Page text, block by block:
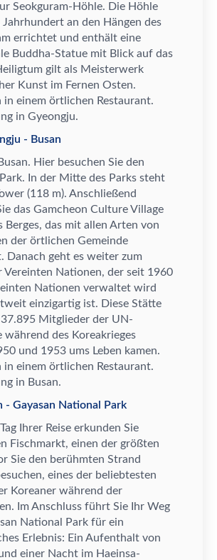
Seokguram-Höhle. Die Höhle
an den Hängen des
errichtet und enthä lt eine
Buddha-Statue mit Blick auf das
gilt als Meisterwerk
Kunst im Fernen Osten.
in einem örtlichen Restaurant.
in Gyeongju.
- Busan
Hier besuchen Sie den
In der Mitte des Parks steht
(118 m). Anschließend
das Gamcheon Culture Village
Berges, das mit allen Arten von
der örtlichen Gemeinde
Danach geht es weiter zum
Vereinten Nationen, der seit 1960
Nationen verwaltet wird
einzigartig ist. Diese Stätte
Mitglieder der UN-
während des Koreakrieges
und 1953 ums Leben kamen.
in einem örtlichen Restaurant.
in Busan.
- Gayasan National Park
Ihrer Reise erkunden Sie
Fischmarkt, einen der größten
Sie den berühmten Strand
eines der beliebtesten
Koreaner während der
Im Anschluss führt Sie Ihr Weg
National Park für ein
Erlebnis: Ein Aufenthalt von
einer Nacht im Haeinsa-